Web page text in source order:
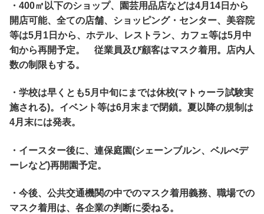
・ 400㎡以下のショップ、園芸用品店などは4月 14 日から
開店可能、全ての店舗、ショッピング・センター、美容院
等は5月 1 日から、ホテル、レストラン、カフェ等は5月中
旬から再開予定。 従業員及び顧客はマスク着用。店内人
数の制限もする。
・学校は早くとも5月中旬にまでは休校(マトゥーラ試験実
施される)。イベント等は6月末まで閉鎖。夏以降の規制は
4月末には発表。
・イースター後に、連保庭園(シェーンブルン、ベルべデ
ーレなど)再開園予定。
・今後、公共交通機関の中でのマスク着用義務、職場での
マスク着用は、各企業の判断に委ねる。